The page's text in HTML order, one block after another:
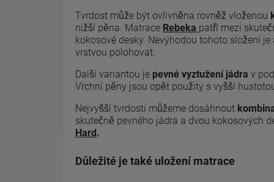
Tvrdost může být ovlivněna rovněž vloženou
nižší pěna. Matrace Rebeka patří mezi
kokosové desky. Nevýhodou tohoto složení
vrstvou polohovat.
Další variantou je pevné vyztužení jádra v
Vrchní pěny jsou opět použity s vyšší
Nejvyšší tvrdosti můžeme dosáhnout
skutečně pevného jádra a dvou kokosových
Hard.
Důležité je také uložení matrace